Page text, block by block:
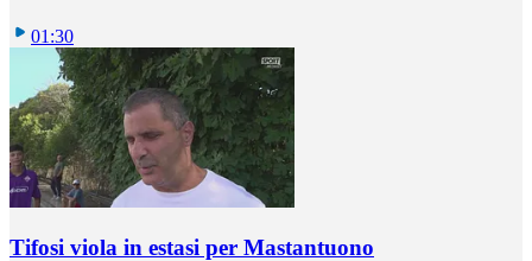
01:30
Tifosi viola in estasi per Mastantuono